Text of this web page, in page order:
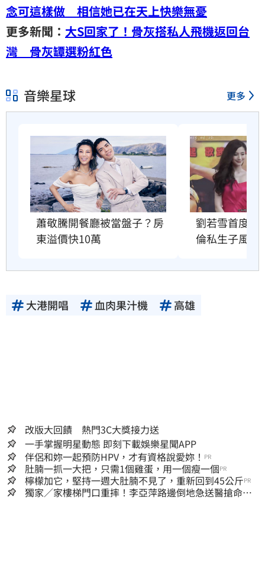
念可這樣做 相信她已在天上快樂無憂
更多新聞： 大S回家了！骨灰搭私人飛機返回台
灣 骨灰罈選粉紅色
音樂星球 更多
蕭敬騰開餐廳被當盤子？房
東溢價快10萬
劉若雪首度回
倫私生子風波
大港開唱 血肉果汁機 高雄
改版大回饋 熱門3C大獎接力送
一手掌握明星動態 即刻下載娛樂星聞APP
伴侶和妳一起預防HPV，才有資格說愛妳！ PR
肚腩一抓一大把，只需1個雞蛋，用一個瘦一個PR
檸檬加它，堅持一週大肚腩不見了，重新回到45公斤PR
獨家／家樓梯門口重摔！李亞萍路邊倒地急送醫搶命